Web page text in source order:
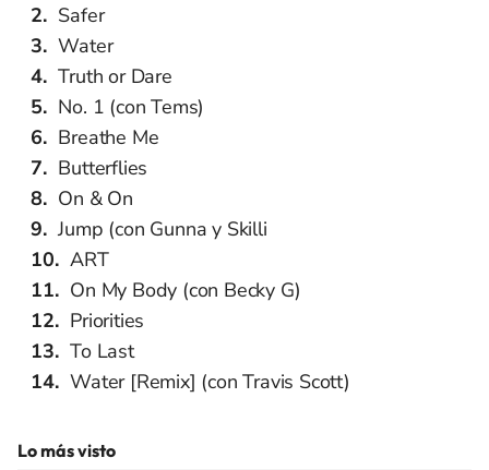
Safer
Water
Truth or Dare
No. 1 (con Tems)
Breathe Me
Butterflies
On & On
Jump (con Gunna y Skilli
ART
On My Body (con Becky G)
Priorities
To Last
Water [Remix] (con Travis Scott)
Lo más visto